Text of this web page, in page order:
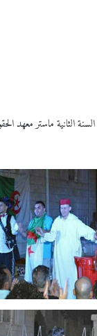
الثانية ماستر معهد